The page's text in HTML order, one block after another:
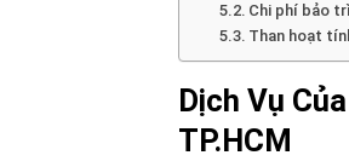
Chi phí bảo
Than hoạt
Dịch Vụ
TP.HCM